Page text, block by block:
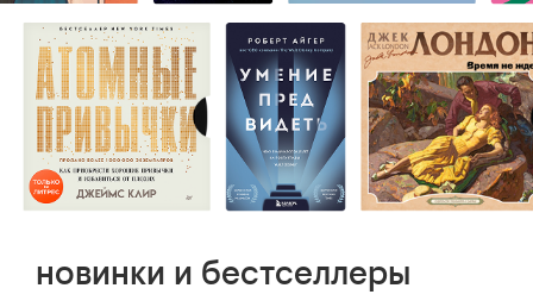
новинки и бестселлеры